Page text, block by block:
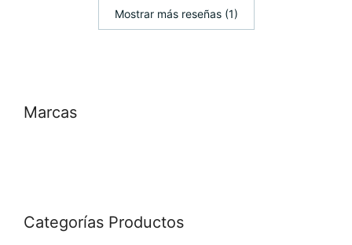
Mostrar más reseñas (1)
Marcas
Categorías Productos